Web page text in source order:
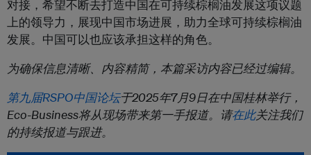
对接，希望不断去打造中国在可持续棕榈油发展这项议题
上的领导力，展现中国市场进展，助力全球可持续棕榈油
发展。中国可以也应该承担这样的角色。
为确保信息清晰、内容精简，本篇采访内容已经过编辑。
第九届RSPO中国论坛于2025年7月9日在中国桂林举行，
Eco-Business将从现场带来第一手报道。请在此关注我们
的持续报道与跟进。